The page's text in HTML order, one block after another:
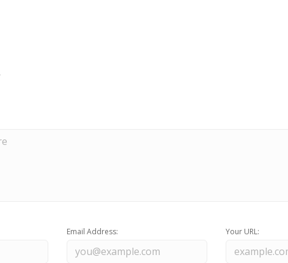
Email Address: Your URL: